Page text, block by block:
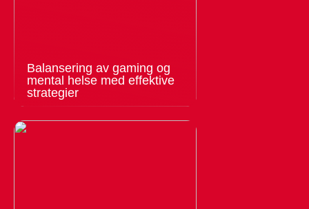
Balansering av gaming og
mental helse med effektive
strategier